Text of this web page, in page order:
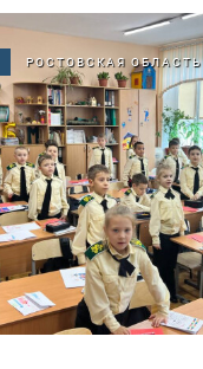
РОСТОВСКАЯ ОБЛАСТЬ